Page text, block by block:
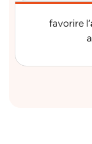
favorire l’